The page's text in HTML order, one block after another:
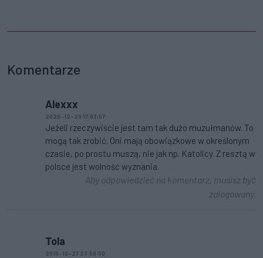
Komentarze
Alexxx
2020-12-29 17:03:57
Jeżeli rzeczywiście jest tam tak dużo muzułmanów. To
mogą tak zrobić. Oni mają obowiązkowe w określonym
czasie, po prostu muszą, nie jak np. Katolicy. Z resztą w
polsce jest wolność wyznania.
Aby odpowiedzieć na komentarz, musisz być
zalogowany.
Tola
2016-10-27 23:50:50